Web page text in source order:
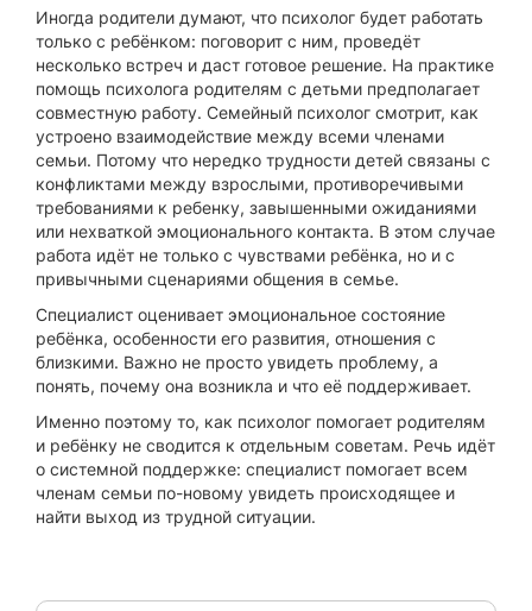
Иногда родители думают, что психолог будет работать
только с ребёнком: поговорит с ним, проведёт
несколько встреч и даст готовое решение. На практике
помощь психолога родителям с детьми предполагает
совместную работу. Семейный психолог смотрит, как
устроено взаимодействие между всеми членами
семьи. Потому что нередко трудности детей связаны с
конфликтами между взрослыми, противоречивыми
требованиями к ребенку, завышенными ожиданиями
или нехваткой эмоционального контакта. В этом случае
работа идёт не только с чувствами ребёнка, но и с
привычными сценариями общения в семье.
Специалист оценивает эмоциональное состояние
ребёнка, особенности его развития, отношения с
близкими. Важно не просто увидеть проблему, а
понять, почему она возникла и что её поддерживает.
Именно поэтому то, как психолог помогает родителям
и ребёнку не сводится к отдельным советам. Речь идёт
о системной поддержке: специалист помогает всем
членам семьи по-новому увидеть происходящее и
найти выход из трудной ситуации.